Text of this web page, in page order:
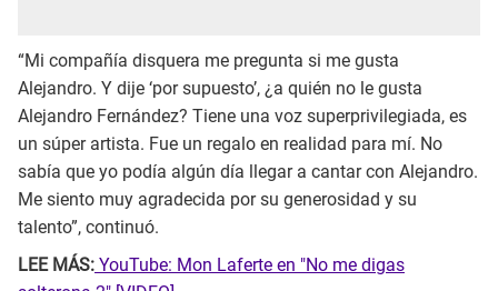
“Mi compañía disquera me pregunta si me gusta
Alejandro. Y dije ‘por supuesto’, ¿a quién no le gusta
Alejandro Fernández? Tiene una voz superprivilegiada, es
un súper artista. Fue un regalo en realidad para mí. No
sabía que yo podía algún día llegar a cantar con Alejandro.
Me siento muy agradecida por su generosidad y su
talento”, continuó.
LEE MÁS: YouTube: Mon Laferte en "No me digas